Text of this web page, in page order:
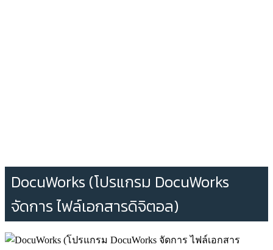
DocuWorks (โปรแกรม DocuWorks
จัดการ ไฟล์เอกสารดิจิตอล)